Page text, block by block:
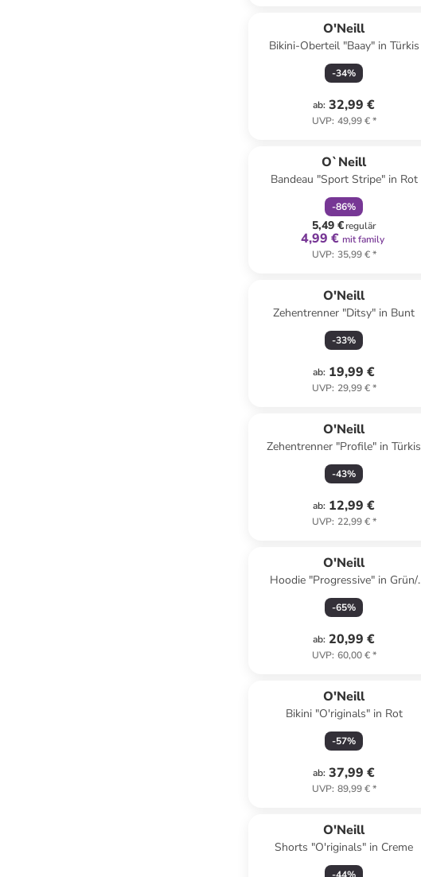
O'Neill
Bikini-Oberteil "Baay" in Türkis
-34%
ab: 32,99 €
UVP: 49,99 €*
O`Neill
Bandeau "Sport Stripe" in Rot
-86%
5,49 €regulär
4,99 € mit family
UVP: 35,99 €*
O'Neill
Zehentrenner "Ditsy" in Bunt
-33%
ab: 19,99 €
UVP: 29,99 €*
O'Neill
Zehentrenner "Profile" in Türkis
-43%
ab: 12,99 €
UVP: 22,99 €*
O'Neill
Hoodie "Progressive" in Grün/
Türkis
-65%
ab: 20,99 €
UVP: 60,00 €*
O'Neill
Bikini "O'riginals" in Rot
-57%
ab: 37,99 €
UVP: 89,99 €*
O'Neill
Shorts "O'riginals" in Creme